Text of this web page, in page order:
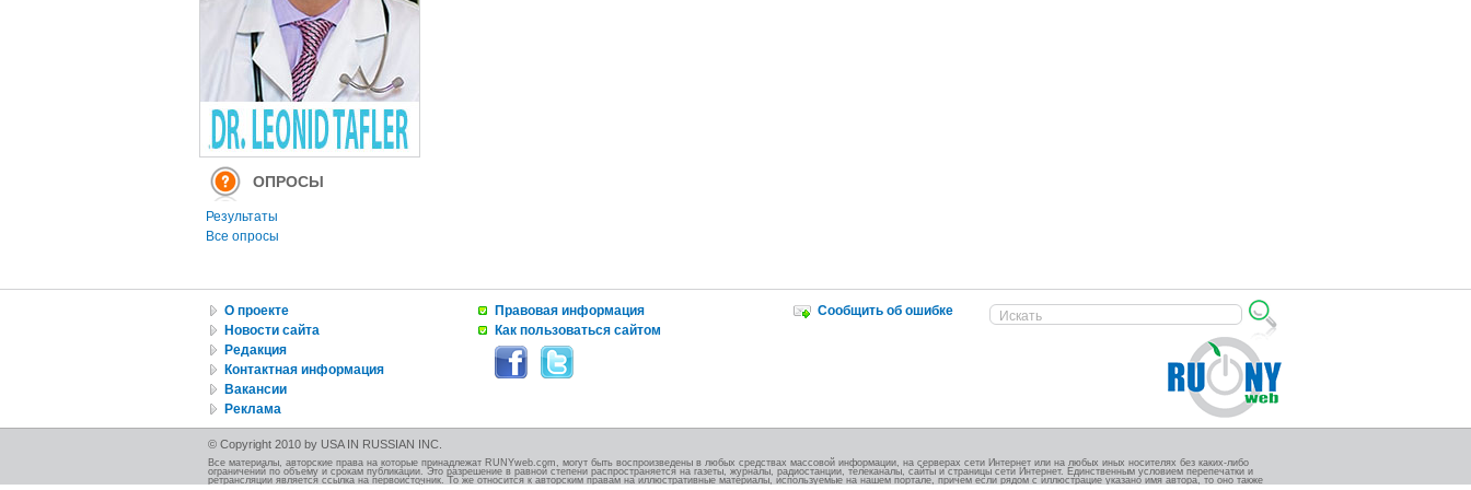
ОПРОСЫ
Результаты
Все опросы
О проекте
Новости сайта
Редакция
Контактная информация
Вакансии
Реклама
Правовая информация
Как пользоваться сайтом
Сообщить об ошибке
© Copyright 2010 by USA IN RUSSIAN INC.
Все материалы, авторские права на которые принадлежат RUNYweb.com, могут быть воспроизведены в любых средствах массовой информации, на серверах сети Интернет или на любых иных носителях без каких-либо
ограничений по объему и срокам публикации. Это разрешение в равной степени распространяется на газеты, журналы, радиостанции, телеканалы, сайты и страницы сети Интернет. Единственным условием перепечатки и
ретрансляции является ссылка на первоисточник. То же относится к авторским правам на иллюстративные материалы, используемые на нашем портале, причем если рядом с иллюстрацие указано имя автора, то оно также